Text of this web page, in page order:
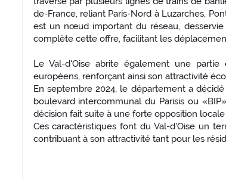
de-France, reliant Paris-Nord à Luzarches,
est un nœud important du réseau,
complète cette offre, facilitant les
Le Val-d'Oise abrite également une partie
européens, renforçant ainsi son attractivité
En septembre 2024, le département a
boulevard intercommunal du Parisis ou
décision fait suite à une forte opposition
Ces caractéristiques font du Val-d'Oise un
contribuant à son attractivité tant pour les